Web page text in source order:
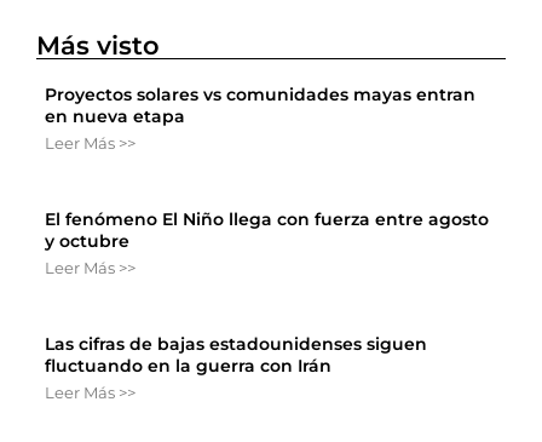
Más visto
Proyectos solares vs comunidades mayas entran
en nueva etapa
Leer Más >>
El fenómeno El Niño llega con fuerza entre agosto
y octubre
Leer Más >>
Las cifras de bajas estadounidenses siguen
fluctuando en la guerra con Irán
Leer Más >>